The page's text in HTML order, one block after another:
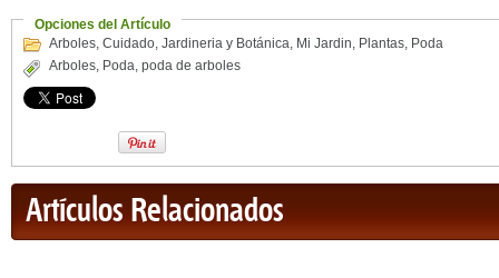
Opciones del Artículo
Arboles, Cuidado, Jardineria y Botánica, Mi Jardin, Plantas, Poda
Arboles, Poda, poda de arboles
Artículos Relacionados